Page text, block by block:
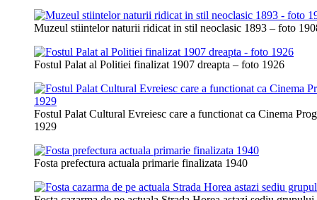
Muzeul stiintelor naturii ridicat in stil neoclasic 1893 – foto
Fostul Palat al Politiei finalizat 1907 dreapta – foto 1926
Fostul Palat Cultural Evreiesc care a functionat ca Cinema
1929
Fosta prefectura actuala primarie finalizata 1940